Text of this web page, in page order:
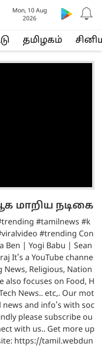
த‌மிழக‌ம்
Mon, 10 Aug
2026
மாறிய நடிகை
#tamilnews #k
#trending Con
Ben | Yogi Babu | Sean
It’s a YouTube channe
News, Religious, Nation
also focuses on Food, H
News.. etc,. Our mot
and info’s with soc
please subscribe ou
with us.. Get more up
https://tamil.webdun